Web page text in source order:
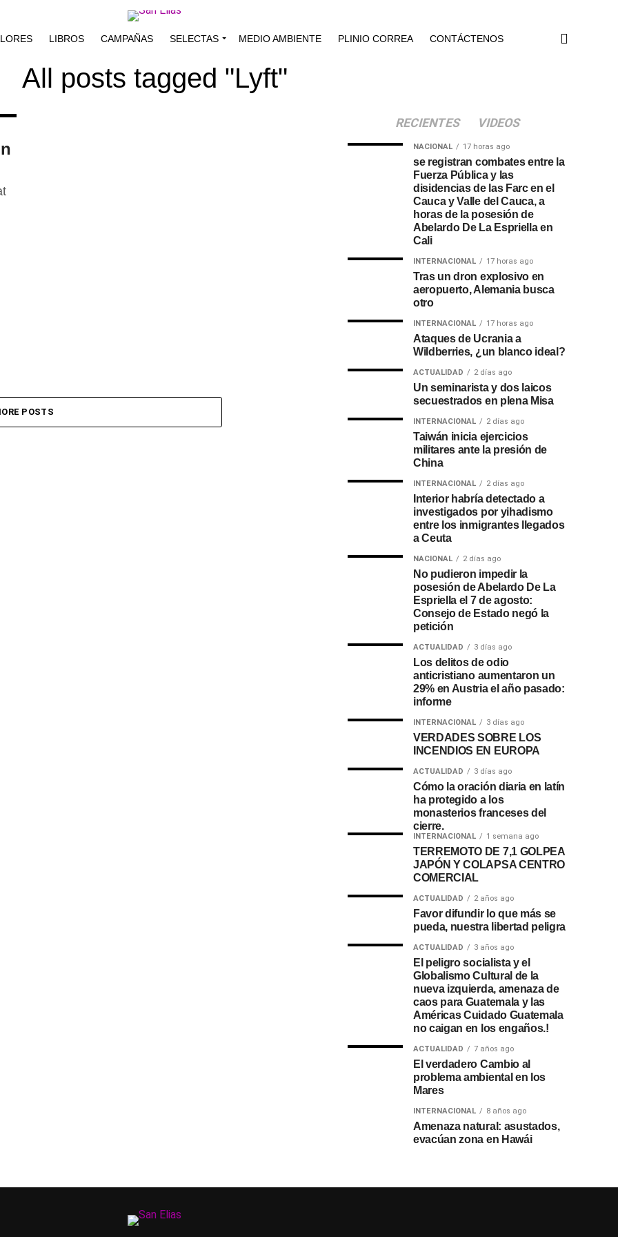
LIBROS CAMPAÑAS SELECTAS MEDIO AMBIENTE PLINIO CORREA CONTÁCTENOS
All posts tagged "Lyft"
POSTS
RECIENTES VIDEOS
NACIONAL 17 horas ago
se registran combates entre la
Fuerza Pública y las
disidencias de las Farc en el
Cauca y Valle del Cauca, a
horas de la posesión de
Abelardo De La Espriella en
Cali
INTERNACIONAL 17 horas ago
Tras un dron explosivo en
aeropuerto, Alemania busca
otro
INTERNACIONAL 17 horas ago
Ataques de Ucrania a
Wildberries, ¿un blanco ideal?
ACTUALIDAD 2 días ago
Un seminarista y dos laicos
secuestrados en plena Misa
INTERNACIONAL 2 días ago
Taiwán inicia ejercicios
militares ante la presión de
China
INTERNACIONAL 2 días ago
Interior habría detectado a
investigados por yihadismo
entre los inmigrantes llegados
a Ceuta
NACIONAL 2 días ago
No pudieron impedir la
posesión de Abelardo De La
Espriella el 7 de agosto:
Consejo de Estado negó la
petición
ACTUALIDAD 3 días ago
Los delitos de odio
anticristiano aumentaron un
29% en Austria el año pasado:
informe
INTERNACIONAL 3 días ago
VERDADES SOBRE LOS
INCENDIOS EN EUROPA
ACTUALIDAD 3 días ago
Cómo la oración diaria en latín
ha protegido a los
monasterios franceses del
cierre.
INTERNACIONAL 1 semana ago
TERREMOTO DE 7,1 GOLPEA
JAPÓN Y COLAPSA CENTRO
COMERCIAL
ACTUALIDAD 2 años ago
Favor difundir lo que más se
pueda, nuestra libertad peligra
ACTUALIDAD 3 años ago
El peligro socialista y el
Globalismo Cultural de la
nueva izquierda, amenaza de
caos para Guatemala y las
Américas Cuidado Guatemala
no caigan en los engaños.!
ACTUALIDAD 7 años ago
El verdadero Cambio al
problema ambiental en los
Mares
INTERNACIONAL 8 años ago
Amenaza natural: asustados,
evacúan zona en Hawái